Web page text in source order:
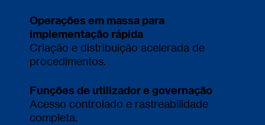
Operações em massa para
implementação rápida
Criação e distribuição acelerada de
procedimentos.
Funções de utilizador e governação
Acesso controlado e rastreabilidade
completa.